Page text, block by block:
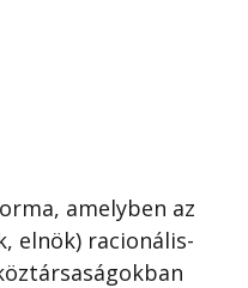
amelyben az
elnök) racionális-